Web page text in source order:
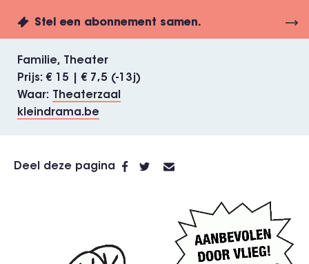
Stel een abonnement samen.
Familie
Theater
Prijs
€ 15 | € 7,5 (-13j)
Waar
Theaterzaal
kleindrama.be
Deel deze pagina